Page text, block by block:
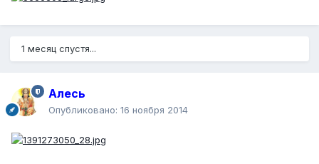
1 месяц спустя...
Алесь
Опубликовано: 16 ноября 2014